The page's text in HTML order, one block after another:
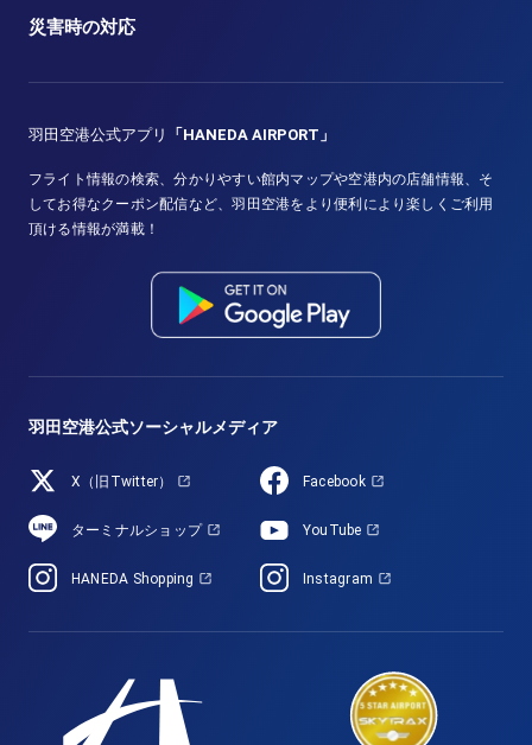
災害時の対応
羽田空港公式アプリ 「HANEDA AIRPORT」
フライト情報の検索、分かりやすい館内マップや空港内の店舗情報、そ
してお得なクーポン配信など、羽田空港をより便利により楽しくご利用
頂ける情報が満載！
羽田空港公式ソーシャルメディア
X（旧Twitter） Facebook
ターミナルショップ YouTube
HANEDA Shopping Instagram